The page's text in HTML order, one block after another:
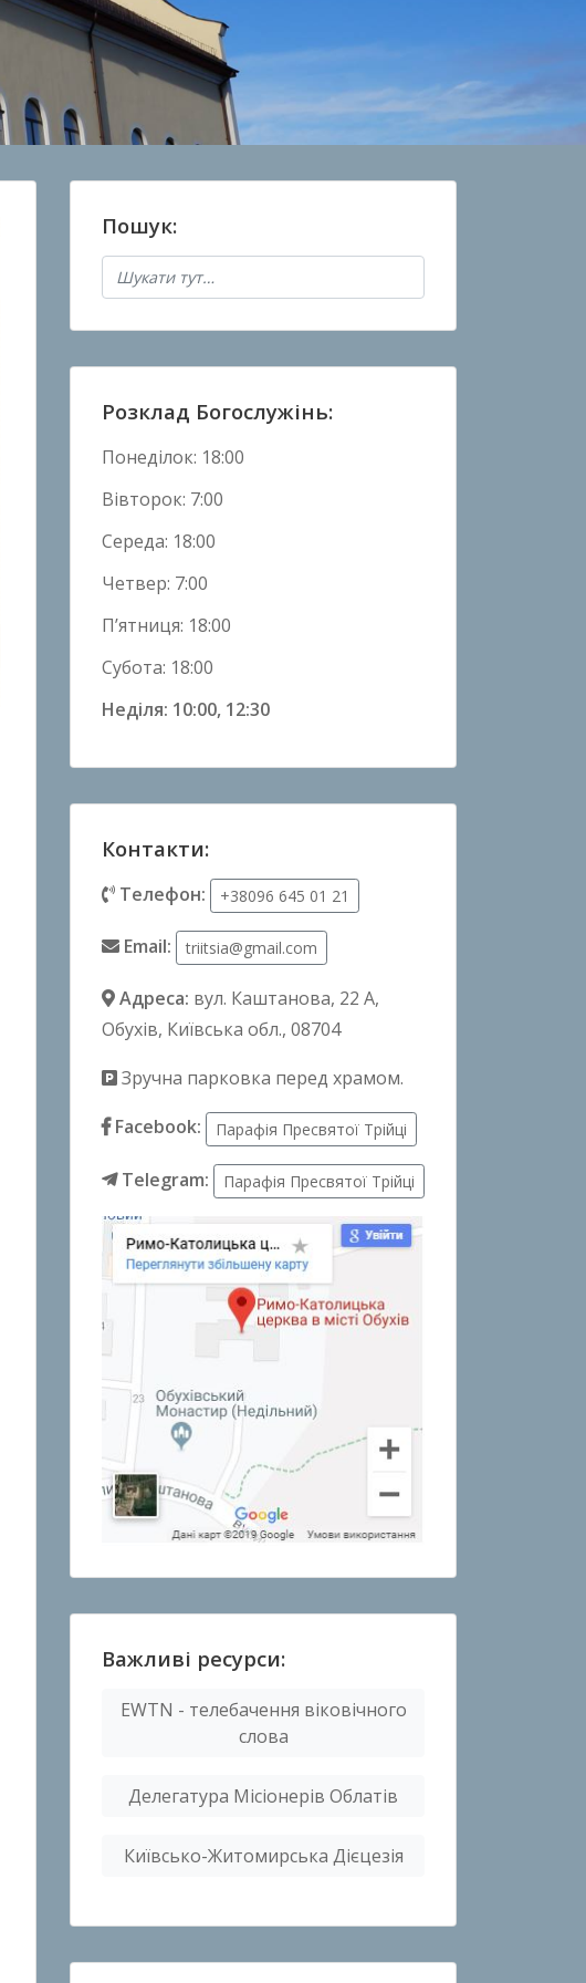
Пошук:
Розклад Богослужінь:
Понеділок: 18:00
Вівторок: 7:00
Середа: 18:00
Четвер: 7:00
П’ятниця: 18:00
Субота: 18:00
Неділя: 10:00, 12:30
Контакти:
Телефон: +38096 645 01 21
Email: triitsia@gmail.com
Адреса: вул. Каштанова, 22 А,
Обухів, Київська обл., 08704
Зручна парковка перед храмом.
Facebook:
Парафія Пресвятої Трійці
Telegram: Парафія Пресвятої Трійці
Важливі ресурси:
EWTN - телебачення віковічного
слова
Делегатура Місіонерів Облатів
Київсько-Житомирська Дієцезія